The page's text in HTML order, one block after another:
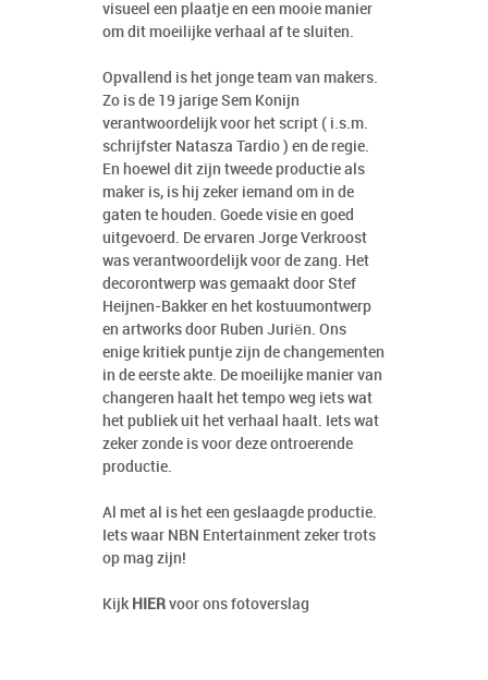
visueel een plaatje en een mooie manier
om dit moeilijke verhaal af te sluiten.
Opvallend is het jonge team van makers.
Zo is de 19 jarige Sem Konijn
verantwoordelijk voor het script ( i.s.m.
schrijfster Natasza Tardio ) en de regie.
En hoewel dit zijn tweede productie als
maker is, is hij zeker iemand om in de
gaten te houden. Goede visie en goed
uitgevoerd. De ervaren Jorge Verkroost
was verantwoordelijk voor de zang. Het
decorontwerp was gemaakt door Stef
Heijnen-Bakker en het kostuumontwerp
en artworks door Ruben Juriën. Ons
enige kritiek puntje zijn de changementen
in de eerste akte. De moeilijke manier van
changeren haalt het tempo weg iets wat
het publiek uit het verhaal haalt. Iets wat
zeker zonde is voor deze ontroerende
productie.
Al met al is het een geslaagde productie.
Iets waar NBN Entertainment zeker trots
op mag zijn!
Kijk HIER voor ons fotoverslag